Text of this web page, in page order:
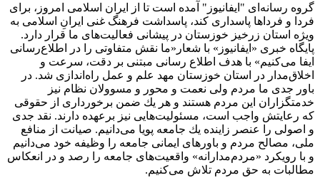
گروه رسانه‌ای "ایفانیوز" آمده است تا از ایران اسلامی امروز، برای
فردا و فرداها پاسداری کند، پاسداشت فرهنگ غنی ایرانِ اسلامی به
ویژه استان زرخیز خوزستان در پیشانی فعالیت‌های ما قرار دارد.
پایگاه خبری «ایفانیوز» با شعار«ما نقش متفاوتی را در اطلاع‌رسانی
ایفا می‌کنیم» با هدف اطلاع رسانی مبتنی بر دقت، سرعت و
اخلاق‌مدار در استان خوزستان مهد علم و عمل راه‌اندازی شد. در
باور جدی ما مردم ولی نعمت و محور و مسوولان نظام نیز
خدمتگزاران این مردم هستند و هر یك ضمن برخورداری از حقوقی
كه رعایتش واجب است، مسئولیت‌هایی نیز برعهده دارند. نقد جدی
و اصولی را عنصر زاینده یك جامعه پویا می‌دانیم. صیانت از منافع
ملی، مصالح مردم و باورهای ایمانی جامعه را وظیفه خود می‌دانیم
و با رویكرد «مردم‌مدارانه‌» واقعیت‌های جامعه را رصد و در انعکاس
مطالبات به حق مردم تلاش می‌كنیم.